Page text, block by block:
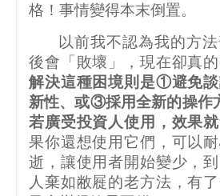
格！事情變得本末倒置。
以前我不認為我的方
後會「敗壞」，現在卻真的
解決這種困境則是①避免
新性、或③採用全新的操作
若廣受投資人使用，效果就
果你還想使用它們，可以
逝，讓使用者開始變少，
人棄如敝屣的老方法，有